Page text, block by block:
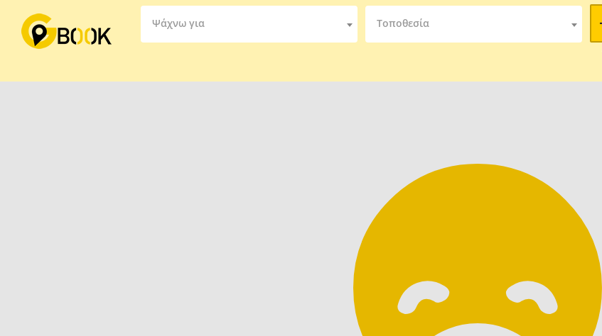
Ψάχνω για Τοποθεσία